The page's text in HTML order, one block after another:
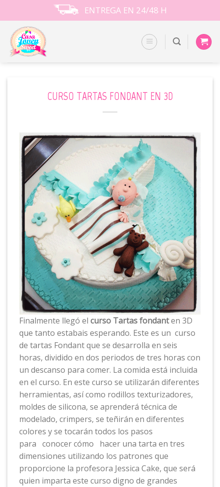
to
content
ENTREGA EN 24/48 H
CURSO TARTAS FONDANT EN 3D
Finalmente llegó el curso Tartas fondanten 3D
que tanto estabais esperando. Este es un curso
de tartas Fondant que se desarrolla en seis
horas, dividido en dos periodos de tres horas con
un descanso para comer. La comida está incluida
en el curso. En este curso se utilizarán diferentes
herramientas, así como rodillos texturizadores,
moldes de silicona, se aprenderá técnica de
modelado, crimpers, se teñirán en diferentes
colores y se tocarán todos los pasos
para conocer cómo hacer una tarta en tres
dimensiones utilizando los patrones que
proporcione la profesora Jessica Cake, que será
quien imparta este curso digno de grandes